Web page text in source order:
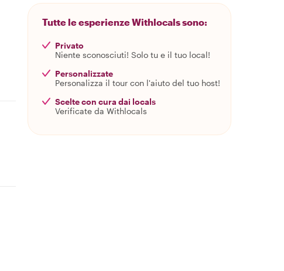
Tutte le esperienze Withlocals sono:
Privato
Niente sconosciuti! Solo tu e il tuo local!
Personalizzate
Personalizza il tour con l'aiuto del tuo host!
Scelte con cura dai locals
Verificate da Withlocals